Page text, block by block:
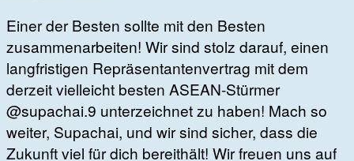
Einer der Besten sollte mit den Besten
zusammenarbeiten! Wir sind stolz darauf, einen
langfristigen Repräsentantenvertrag mit dem
derzeit vielleicht besten ASEAN-Stürmer
@supachai.9 unterzeichnet zu haben! Mach so
weiter, Supachai, und wir sind sicher, dass die
Zukunft viel für dich bereithält! Wir freuen uns auf